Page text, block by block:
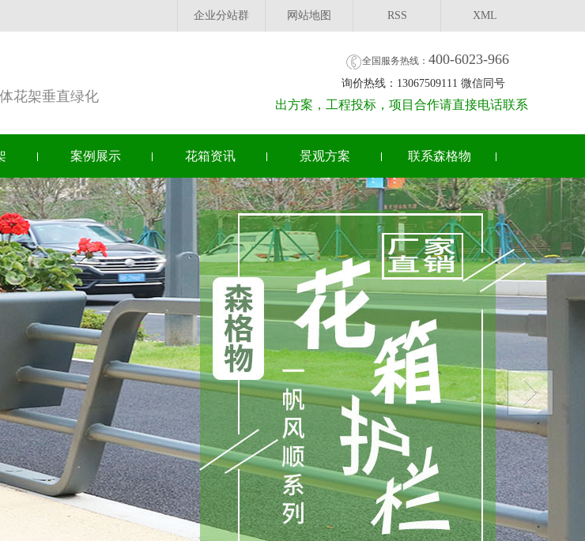
企业分站群 网站地图 RSS XML
花架垂直绿化
全国服务热线： 400-6023-966
询价热线：13067509111 微信同号
出方案，工程投标，项目合作请直接电话联系
案例展示 花箱资讯 景观方案 联系森格物